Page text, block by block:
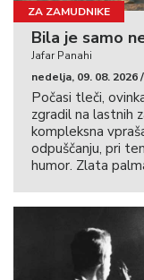
ZA ZAMUDNIKE
Bila je samo
Jafar Panahi
nedelja, 09. 08. 2026
Počasi tleči,
zgradil na lastnih
kompleksna
odpuščanju, pri
humor. Zlata